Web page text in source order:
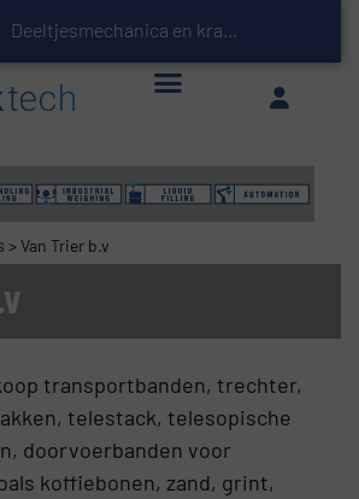
Deeltjesmechanica en krachtnetwerken in stortgoederen
Geïntegreerde doserings- en weegsystemen: Efficiëntie, kwaliteit en duurzaamheid in één oogopslag
>Van Trier b.v
transportbanden, trechter,
telestack, telesopische
doorvoerbanden voor
koffiebonen, zand, grint,